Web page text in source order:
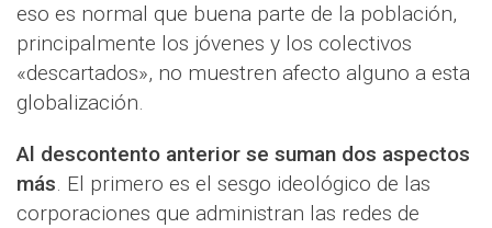
eso es normal que buena parte de la población,
principalmente los jóvenes y los colectivos
«descartados», no muestren afecto alguno a esta
globalización.
Al descontento anterior se suman dos aspectos
más. El primero es el sesgo ideológico de las
corporaciones que administran las redes de